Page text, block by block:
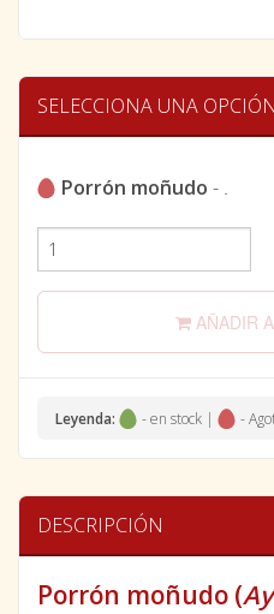
SELECCIONA UNA
Porrón moñudo - .
AÑADIR
Leyenda: - en stock | -
DESCRIPCIÓN
Porrón moñudo (